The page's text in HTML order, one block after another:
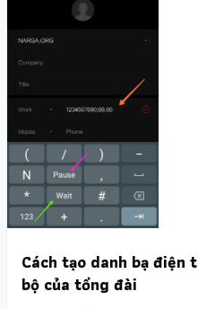
Cách tạo danh bạ điện
bộ của tổng đài